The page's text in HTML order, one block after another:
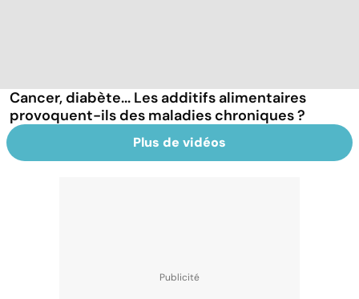
Cancer, diabète... Les additifs alimentaires
provoquent-ils des maladies chroniques ?
Plus de vidéos